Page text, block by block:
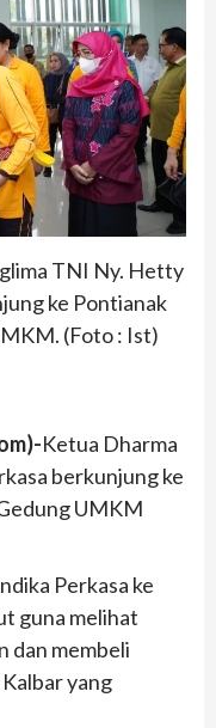
TNI Ny. Hetty
ke Pontianak
(Foto : Ist)
Ketua Dharma
berkunjung ke
UMKM
Perkasa ke
guna melihat
dan membeli
yang